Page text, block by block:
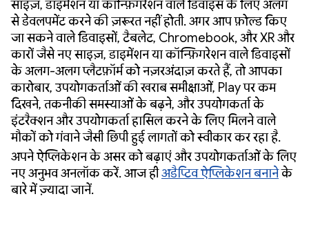
साइज़, डाइमेंशन या कॉन्फ़िगरेशन वाले डिवाइस के लिए अलग
से डेवलपमेंट करने की ज़रूरत नहीं होती. अगर आप फ़ोल्ड किए
जा सकने वाले डिवाइसों, टैबलेट, Chromebook, और XR और
कारों जैसे नए साइज़, डाइमेंशन या कॉन्फ़िगरेशन वाले डिवाइसों
के अलग-अलग प्लैटफ़ॉर्म को नज़रअंदाज़ करते हैं, तो आपका
कारोबार, उपयोगकर्ताओं की खराब समीक्षाओं, Play पर कम
दिखने, तकनीकी समस्याओं के बढ़ने, और उपयोगकर्ता के
इंटरैक्शन और उपयोगकर्ता हासिल करने के लिए मिलने वाले
मौकों को गंवाने जैसी छिपी हुई लागतों को स्वीकार कर रहा है.
अपने ऐप्लिकेशन के असर को बढ़ाएं और उपयोगकर्ताओं के लिए
नए अनुभव अनलॉक करें. आज हीअडैप्टिव ऐप्लिकेशन बनानेके
बारे में ज़्यादा जानें.